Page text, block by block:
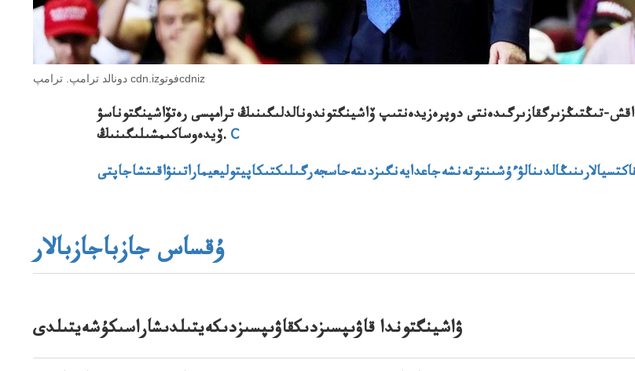
دونالد ترامپ. ترامپ cdn.izفوتوcdniz
اقش-تىڭتىڭزىرگقازىرگىدەنتى دوپرەزيدەنتىپ ۆاشينگتوندونالدلىگىنىڭ ترامپسى رەتۆاشينگتوناسۋ
ۆيدەوساكىمشىلىگىنىڭ. C
ۇقساس جازباجازبالار
ۋاشينگتوندا قاۋىپسىزدىكقاۋىپسىزدىكەيتىلدىشاراسىكۇشەيتىلدى